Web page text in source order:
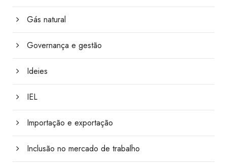
Gás natural
Governança e gestão
Ideies
IEL
Importação e exportação
Inclusão no mercado de trabalho